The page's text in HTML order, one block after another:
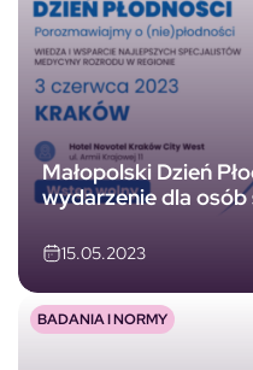
Małopolski Dzień
wydarzenie dla
15.05.2023
BADANIA I NORMY